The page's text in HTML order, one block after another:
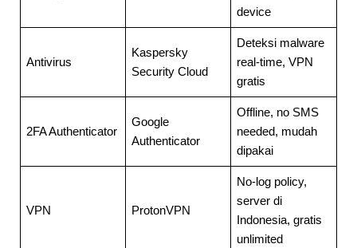
device
Antivirus
Kaspersky
Security Cloud
Deteksi malware
real-time, VPN
gratis
2FA Authenticator
Google
Authenticator
Offline, no SMS
needed, mudah
dipakai
VPN ProtonVPN
No-log policy,
server di
Indonesia, gratis
unlimited